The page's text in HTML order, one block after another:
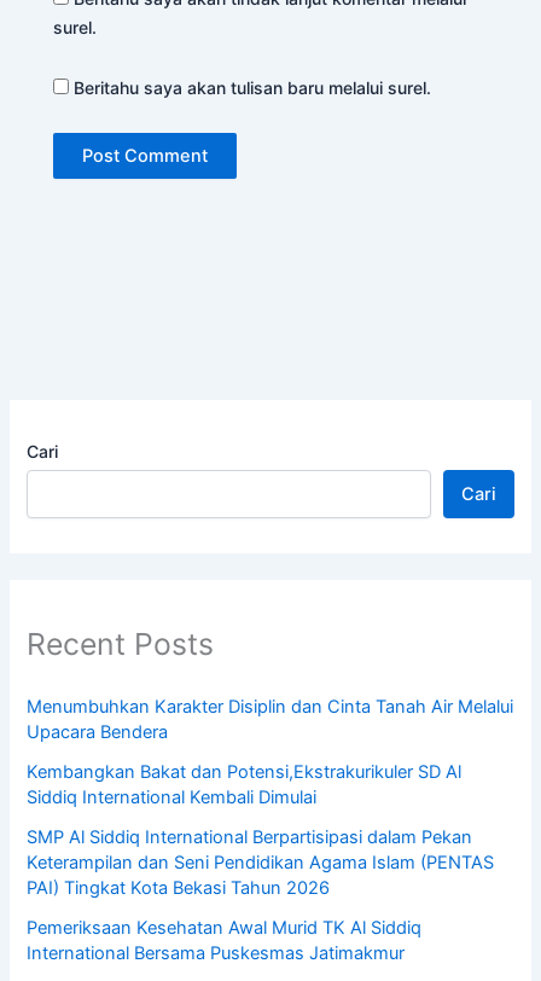
surel.
Beritahu saya akan tulisan baru melalui surel.
Cari
Cari
Recent Posts
Menumbuhkan Karakter Disiplin dan Cinta Tanah Air Melalui
Upacara Bendera
Kembangkan Bakat dan Potensi,Ekstrakurikuler SD Al
Siddiq International Kembali Dimulai
SMP Al Siddiq International Berpartisipasi dalam Pekan
Keterampilan dan Seni Pendidikan Agama Islam (PENTAS
PAI) Tingkat Kota Bekasi Tahun 2026
Pemeriksaan Kesehatan Awal Murid TK Al Siddiq
International Bersama Puskesmas Jatimakmur